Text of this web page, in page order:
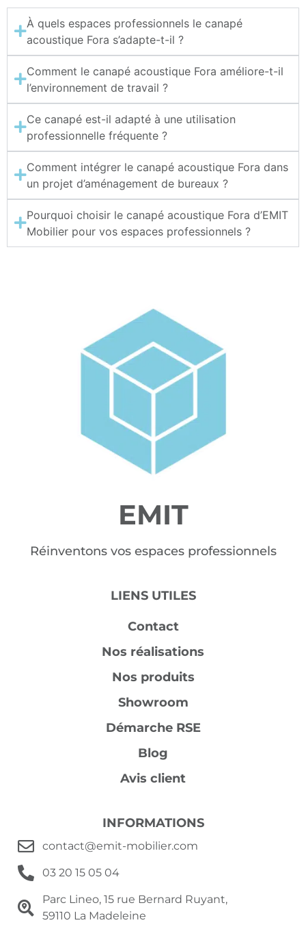
À quels espaces professionnels le canapé
acoustique Fora s’adapte-t-il ?
Comment le canapé acoustique Fora améliore-t-il
l’environnement de travail ?
Ce canapé est-il adapté à une utilisation
professionnelle fréquente ?
Comment intégrer le canapé acoustique Fora dans
un projet d’aménagement de bureaux ?
Pourquoi choisir le canapé acoustique Fora d’EMIT
Mobilier pour vos espaces professionnels ?
EMIT
Réinventons vos espaces professionnels
LIENS UTILES
Contact
Nos réalisations
Nos produits
Showroom
Démarche RSE
Blog
Avis client
INFORMATIONS
contact@emit-mobilier.com
03 20 15 05 04
Parc Lineo, 15 rue Bernard Ruyant,
59110 La Madeleine